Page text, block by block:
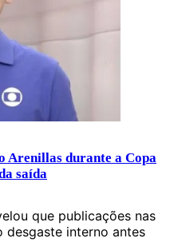
Arenillas durante a Copa
saída
que publicações nas
desgaste interno antes